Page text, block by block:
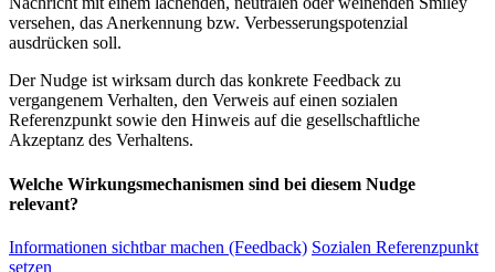
versehen, das Anerkennung bzw. Verbesserungspotenzial
ausdrücken soll.
Der Nudge ist wirksam durch das konkrete Feedback zu
vergangenem Verhalten, den Verweis auf einen sozialen
Referenzpunkt sowie den Hinweis auf die gesellschaftliche
Akzeptanz des Verhaltens.
Welche Wirkungsmechanismen sind bei diesem Nudge
relevant?
Informationen sichtbar machen (Feedback) Sozialen Referenzpunkt
setzen